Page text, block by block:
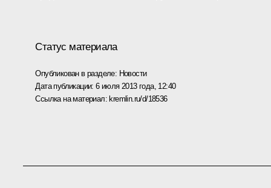
Статус материала
Опубликован в разделе: Новости
Дата публикации:6 июля 2013 года, 12:40
Ссылка на материал: kremlin.ru/d/18536